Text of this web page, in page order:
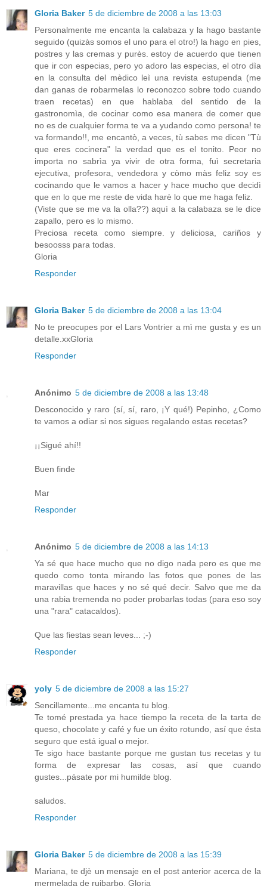
Gloria Baker 5 de diciembre de 2008 a las 13:03
Personalmente me encanta la calabaza y la hago bastante
seguido (quizàs somos el uno para el otro!) la hago en pies,
postres y las cremas y purès. estoy de acuerdo que tienen
que ir con especias, pero yo adoro las especias, el otro dìa
en la consulta del mèdico leì una revista estupenda (me
dan ganas de robarmelas lo reconozco sobre todo cuando
traen recetas) en que hablaba del sentido de la
gastronomìa, de cocinar como esa manera de comer que
no es de cualquier forma te va a yudando como persona! te
va formando!!, me encantò, a veces, tù sabes me dicen "Tù
que eres cocinera" la verdad que es el tonito. Peor no
importa no sabrìa ya vivir de otra forma, fuì secretaria
ejecutiva, profesora, vendedora y còmo màs feliz soy es
cocinando que le vamos a hacer y hace mucho que decidì
que en lo que me reste de vida harè lo que me haga feliz.
(Viste que se me va la olla??) aquì a la calabaza se le dice
zapallo, pero es lo mismo.
Preciosa receta como siempre. y deliciosa, cariños y
besoosss para todas.
Gloria
Responder
Gloria Baker 5 de diciembre de 2008 a las 13:04
No te preocupes por el Lars Vontrier a mì me gusta y es un
detalle.xxGloria
Responder
Anónimo 5 de diciembre de 2008 a las 13:48
Desconocido y raro (sí, sí, raro, ¡Y qué!) Pepinho, ¿Como
te vamos a odiar si nos sigues regalando estas recetas?
¡¡Sigué ahí!!
Buen finde
Mar
Responder
Anónimo 5 de diciembre de 2008 a las 14:13
Ya sé que hace mucho que no digo nada pero es que me
quedo como tonta mirando las fotos que pones de las
maravillas que haces y no sé qué decir. Salvo que me da
una rabia tremenda no poder probarlas todas (para eso soy
una "rara" catacaldos).
Que las fiestas sean leves... ;-)
Responder
yoly 5 de diciembre de 2008 a las 15:27
Sencillamente...me encanta tu blog.
Te tomé prestada ya hace tiempo la receta de la tarta de
queso, chocolate y café y fue un éxito rotundo, así que ésta
seguro que está igual o mejor.
Te sigo hace bastante porque me gustan tus recetas y tu
forma de expresar las cosas, así que cuando
gustes...pásate por mi humilde blog.
saludos.
Responder
Gloria Baker 5 de diciembre de 2008 a las 15:39
Mariana, te djè un mensaje en el post anterior acerca de la
mermelada de ruibarbo. Gloria